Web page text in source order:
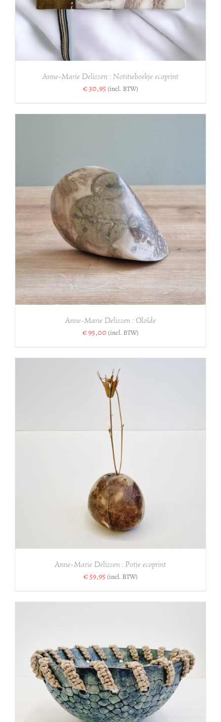
Anne-Marie Delissen : Notitieboekje ecoprint
€30,95 (incl. BTW)
Anne-Marie Delissen : Oloïde
€95,00 (incl. BTW)
Anne-Marie Delissen : Potje ecoprint
€59,95 (incl. BTW)